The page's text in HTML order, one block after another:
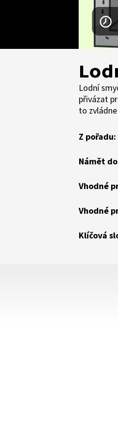
Lodní
přivázat
to
Z pořadu:
Námět
Vhodné
Vhodné
Klíčová